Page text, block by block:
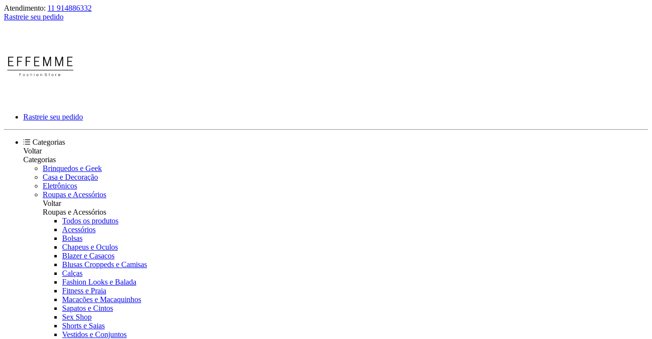
Atendimento: 11 914886332
Rastreie seu pedido
Rastreie seu pedido
Categorias
Voltar
Categorias
Brinquedos e Geek
Casa e Decoração
Eletrônicos
Roupas e Acessórios
Voltar
Roupas e Acessórios
Todos os produtos
Acessórios
Bolsas
Chapeus e Oculos
Blazer e Casacos
Blusas Croppeds e Camisas
Calças
Fashion Looks e Balada
Fitness e Praia
Macacões e Macaquinhos
Sapatos e Cintos
Sex Shop
Shorts e Saias
Vestidos e Conjuntos